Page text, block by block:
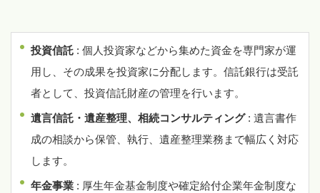
投資信託 : 個人投資家などから集めた資金を専門家が運
用し、その成果を投資家に分配します。信託銀行は受託
者として、投資信託財産の管理を行います。
遺言信託・遺産整理、相続コンサルティング: 遺言書作
成の相談から保管、執行、遺産整理業務まで幅広く対応
します。
年金事業 : 厚生年金基金制度や確定給付企業年金制度な